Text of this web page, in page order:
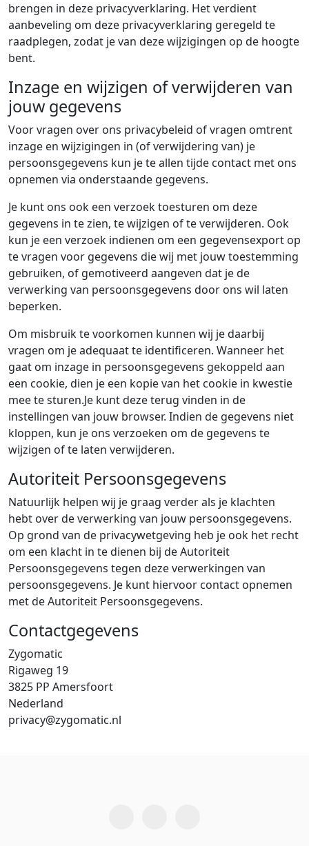
brengen in deze privacyverklaring. Het verdient
aanbeveling om deze privacyverklaring geregeld te
raadplegen, zodat je van deze wijzigingen op de hoogte
bent.
Inzage en wijzigen of verwijderen van
jouw gegevens
Voor vragen over ons privacybeleid of vragen omtrent
inzage en wijzigingen in (of verwijdering van) je
persoonsgegevens kun je te allen tijde contact met ons
opnemen via onderstaande gegevens.
Je kunt ons ook een verzoek toesturen om deze
gegevens in te zien, te wijzigen of te verwijderen. Ook
kun je een verzoek indienen om een gegevensexport op
te vragen voor gegevens die wij met jouw toestemming
gebruiken, of gemotiveerd aangeven dat je de
verwerking van persoonsgegevens door ons wil laten
beperken.
Om misbruik te voorkomen kunnen wij je daarbij
vragen om je adequaat te identificeren. Wanneer het
gaat om inzage in persoonsgegevens gekoppeld aan
een cookie, dien je een kopie van het cookie in kwestie
mee te sturen.Je kunt deze terug vinden in de
instellingen van jouw browser. Indien de gegevens niet
kloppen, kun je ons verzoeken om de gegevens te
wijzigen of te laten verwijderen.
Autoriteit Persoonsgegevens
Natuurlijk helpen wij je graag verder als je klachten
hebt over de verwerking van jouw persoonsgegevens.
Op grond van de privacywetgeving heb je ook het recht
om een klacht in te dienen bij de Autoriteit
Persoonsgegevens tegen deze verwerkingen van
persoonsgegevens. Je kunt hiervoor contact opnemen
met de Autoriteit Persoonsgegevens.
Contactgegevens
Zygomatic
Rigaweg 19
3825 PP Amersfoort
Nederland
privacy@zygomatic.nl